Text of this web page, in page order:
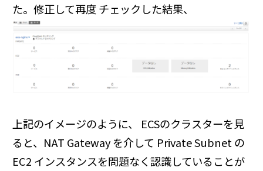
た。修正して再度 チェックした結果、
上記のイメージのように、 ECSのクラスターを見
ると、NAT Gateway を介して Private Subnet の
EC2 インスタンスを問題なく認識していることが